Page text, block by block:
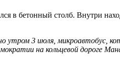
в бетонный столб. Внутри
3 июля, микроавтобус,
на кольцевой дороге